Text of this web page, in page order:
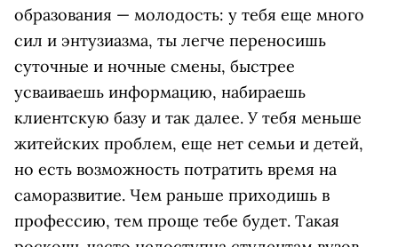
образования — молодость: у тебя еще много
сил и энтузиазма, ты легче переносишь
суточные и ночные смены, быстрее
усваиваешь информацию, набираешь
клиентскую базу и так далее. У тебя меньше
житейских проблем, еще нет семьи и детей,
но есть возможность потратить время на
саморазвитие. Чем раньше приходишь в
профессию, тем проще тебе будет. Такая